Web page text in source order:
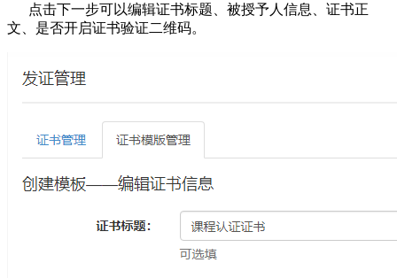
点击下一步可以编辑证书标题、被授予人信息、证书正
文、是否开启证书验证二维码。